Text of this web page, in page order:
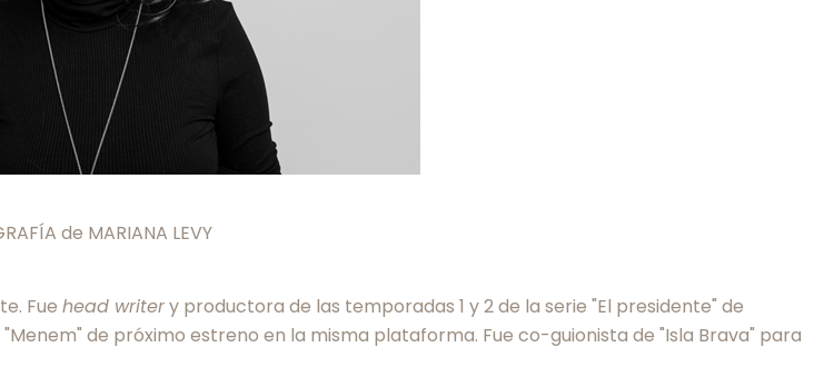
de MARIANA LEVY
Fuehead writery productora de las temporadas 1 y 2 de la serie "El presidente" de
"Menem" de próximo estreno en la misma plataforma. Fue co-guionista de "Isla Brava" para